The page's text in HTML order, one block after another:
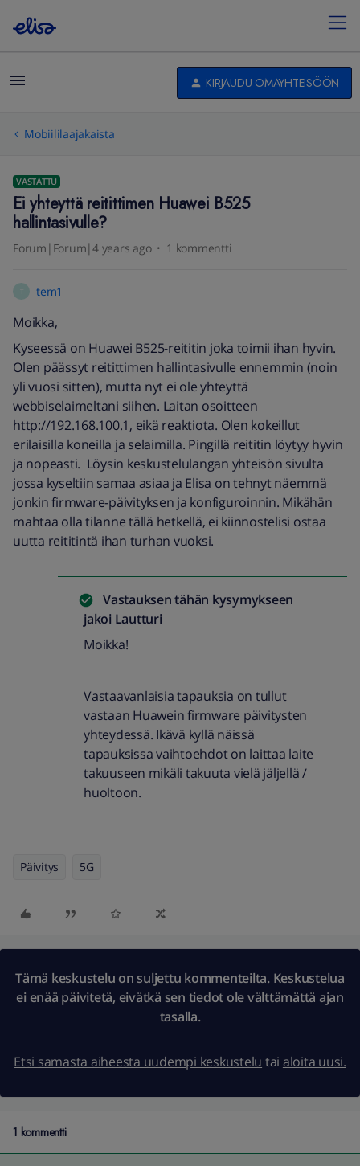
KIRJAUDU OMAYHTEISÖÖN
Mobiililaajakaista
VASTATTU
Ei yhteyttä reitittimen Huawei B525
hallintasivulle?
Forum|Forum|4 years ago 1 kommentti
tem1
Moikka,
Kyseessä on Huawei B525-reititin joka toimii ihan hyvin.
Olen päässyt reitittimen hallintasivulle ennemmin (noin
yli vuosi sitten), mutta nyt ei ole yhteyttä
webbiselaimeltani siihen. Laitan osoitteen
http://192.168.100.1, eikä reaktiota. Olen kokeillut
erilaisilla koneilla ja selaimilla. Pingillä reititin löytyy hyvin
ja nopeasti. Löysin keskustelulangan yhteisön sivulta
jossa kyseltiin samaa asiaa ja Elisa on tehnyt näemmä
jonkin firmware-päivityksen ja konfiguroinnin. Mikähän
mahtaa olla tilanne tällä hetkellä, ei kiinnostelisi ostaa
uutta reititintä ihan turhan vuoksi.
Vastauksen tähän kysymykseen
jakoi Lautturi
Moikka!
Vastaavanlaisia tapauksia on tullut
vastaan Huawein firmware päivitysten
yhteydessä. Ikävä kyllä näissä
tapauksissa vaihtoehdot on laittaa laite
takuuseen mikäli takuuta vielä jäljellä /
huoltoon.
Päivitys 5G
Tämä keskustelu on suljettu kommenteilta. Keskustelua
ei enää päivitetä, eivätkä sen tiedot ole välttämättä ajan
tasalla.
Etsi samasta aiheesta uudempi keskustelu tai aloita uusi.
1 kommentti